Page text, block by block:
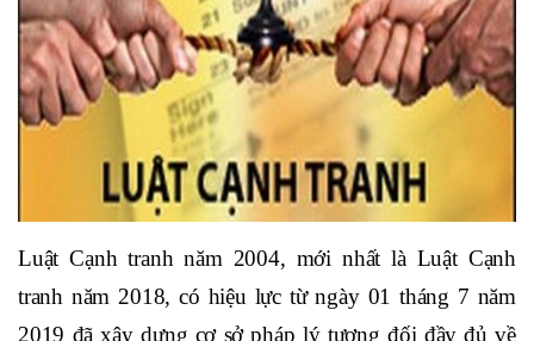
Luật Cạnh tranh năm 2004, mới nhất là Luật Cạnh
tranh năm 2018, có hiệu lực từ ngày 01 tháng 7 năm
2019 đã xây dựng cơ sở pháp lý tương đối đầy đủ về